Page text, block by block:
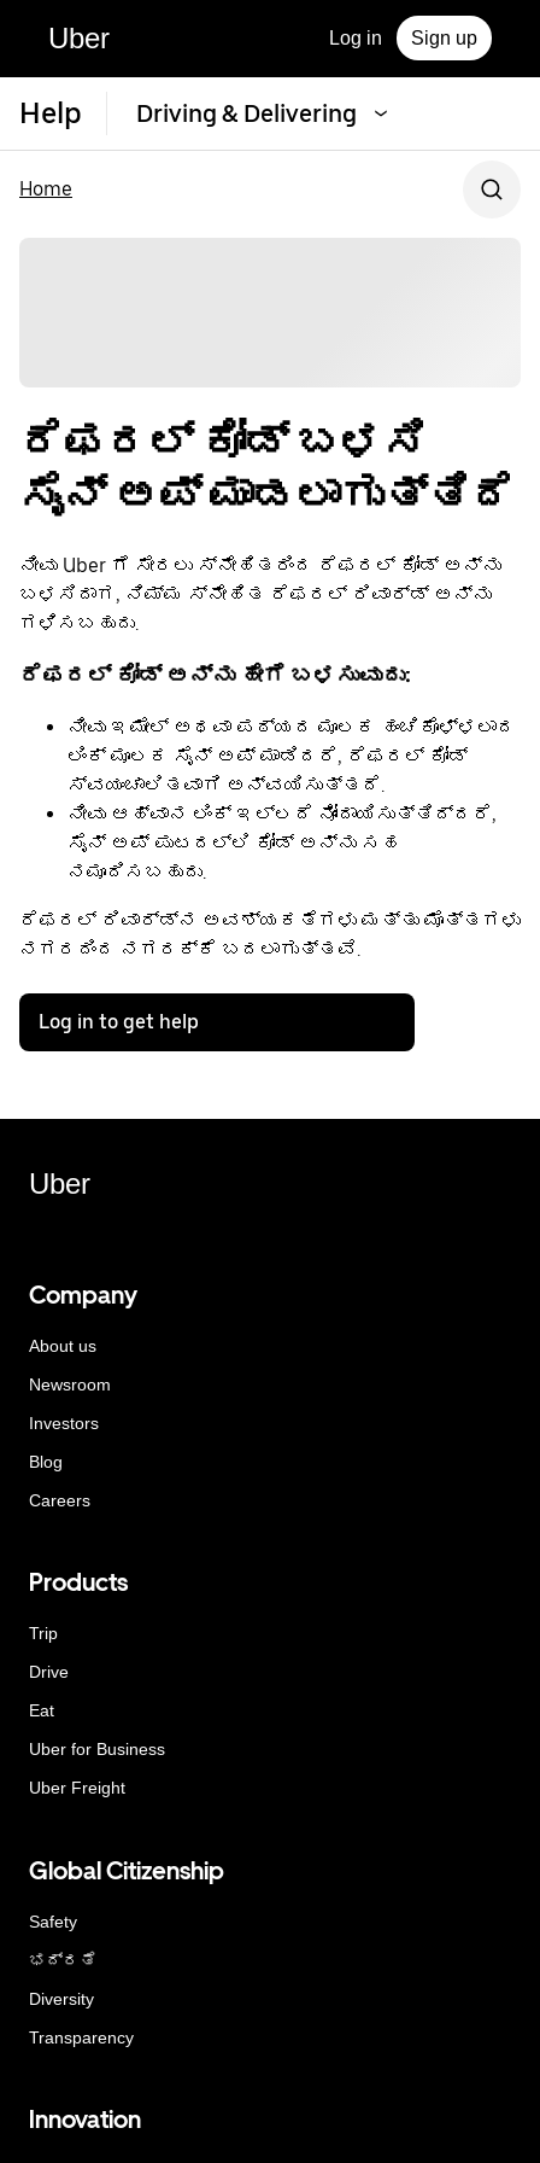
Uber Log in Sign up
Help Driving & Delivering
Home
ರೆಫರಲ್ ಕೋಡ್ ಬಳಸಿ
ಸೈನ್ ಅಪ್ ಮಾಡಲಾಗುತ್ತಿದೆ
ನೀವು Uber ‌ಗೆ ಸೇರಲು ಸ್ನೇಹಿತರಿಂದ ರೆಫರಲ್ ಕೋಡ್ ಅನ್ನು
ಬಳಸಿದಾಗ, ನಿಮ್ಮ ಸ್ನೇಹಿತ ರೆಫರಲ್ ರಿವಾರ್ಡ್ ಅನ್ನು
ಗಳಿಸಬಹುದು.
ರೆಫರಲ್ ಕೋಡ್ ಅನ್ನು ಹೇಗೆ ಬಳಸುವುದು:
ನೀವು ಇಮೇಲ್ ಅಥವಾ ಪಠ್ಯದ ಮೂಲಕ ಹಂಚಿಕೊಳ್ಳಲಾದ
ಲಿಂಕ್ ಮೂಲಕ ಸೈನ್ ಅಪ್ ಮಾಡಿದರೆ, ರೆಫರಲ್ ಕೋಡ್
ಸ್ವಯಂಚಾಲಿತವಾಗಿ ಅನ್ವಯಿಸುತ್ತದೆ.
ನೀವು ಆಹ್ವಾನ ಲಿಂಕ್ ಇಲ್ಲದೆ ನೋಂದಾಯಿಸುತ್ತಿದ್ದರೆ,
ಸೈನ್ ಅಪ್ ಪುಟದಲ್ಲಿ ಕೋಡ್ ಅನ್ನು ಸಹ
ನಮೂದಿಸಬಹುದು.
ರೆಫರಲ್ ರಿವಾರ್ಡ್‌ನ ಅವಶ್ಯಕತೆಗಳು ಮತ್ತು ಮೊತ್ತಗಳು
ನಗರದಿಂದ ನಗರಕ್ಕೆ ಬದಲಾಗುತ್ತವೆ.
Log in to get help
Uber
Company
About us
Newsroom
Investors
Blog
Careers
Products
Trip
Drive
Eat
Uber for Business
Uber Freight
Global Citizenship
Safety
ಭದ್ರತೆ
Diversity
Transparency
Innovation